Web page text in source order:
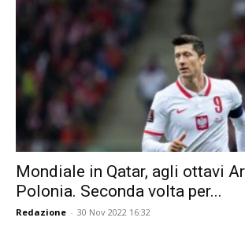
Mondiale in Qatar, agli ottavi
Polonia. Seconda volta per...
Redazione - 30 Nov 2022 16:32